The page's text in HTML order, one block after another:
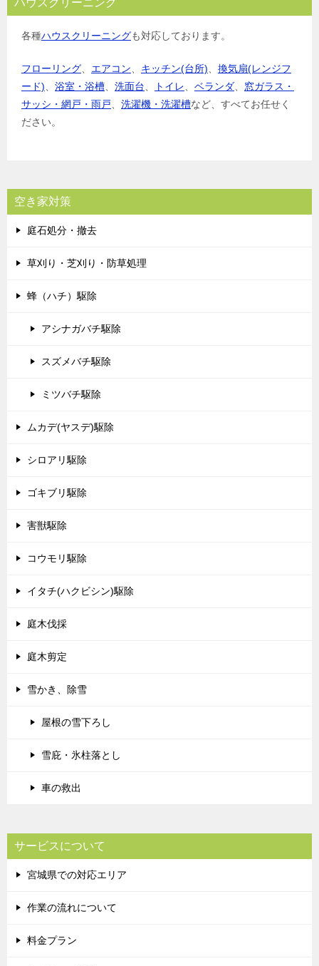
各種ハウスクリーニングも対応しております。
フローリング エアコン キッチン(台所)
換気扇(レンジフ
ード)
浴室・浴槽 洗面台 トイレ ベランダ
窓ガラス・
サッシ・網戸・雨戸
洗濯機・洗濯槽など、すべてお任せく
ださい。
空き家対策
庭石処分・撤去
草刈り・芝刈り・防草処理
蜂（ハチ）駆除
アシナガバチ駆除
スズメバチ駆除
ミツバチ駆除
ムカデ(ヤスデ)駆除
シロアリ駆除
ゴキブリ駆除
害獣駆除
コウモリ駆除
イタチ(ハクビシン)駆除
庭木伐採
庭木剪定
雪かき、除雪
屋根の雪下ろし
雪庇・氷柱落とし
車の救出
サービスについて
宮城県での対応エリア
作業の流れについて
料金プラン